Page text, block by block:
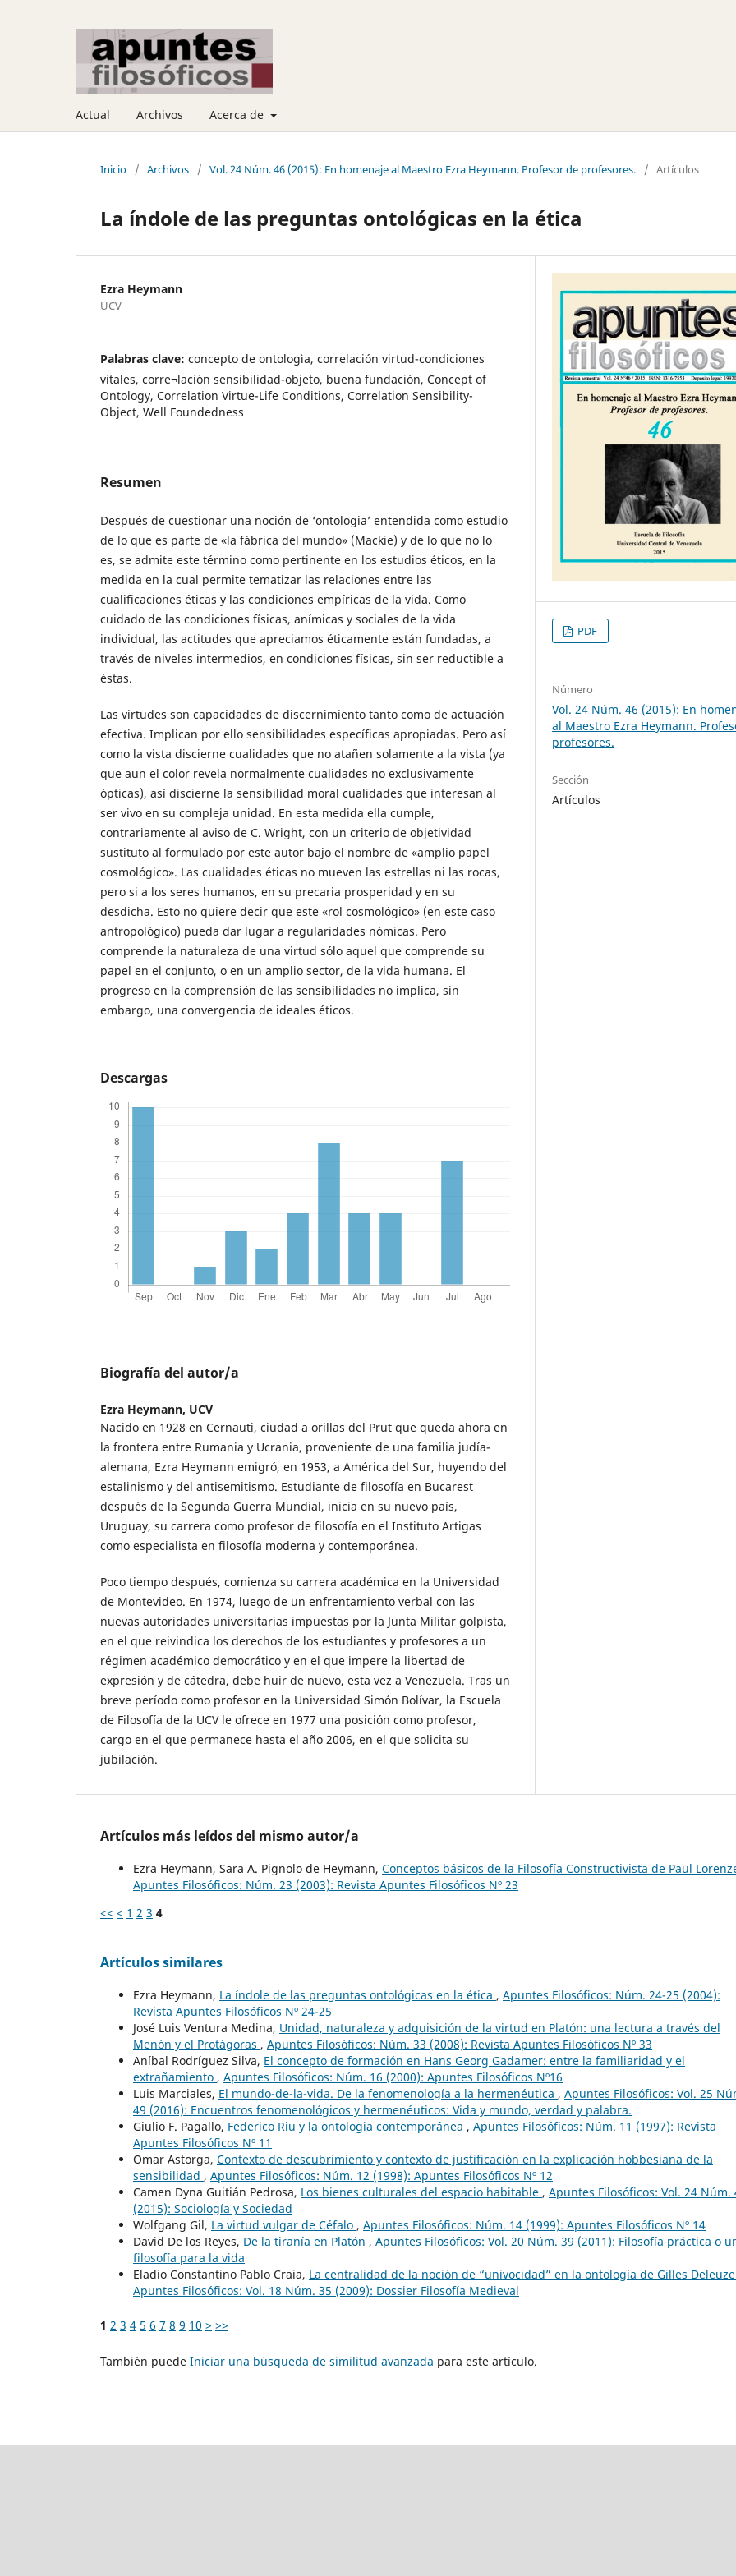
Actual Archivos Acerca de
Inicio / Archivos / Vol. 24 Núm. 46 (2015): En homenaje al Maestro Ezra Heymann. Profesor de profesores. / Artículos
La índole de las preguntas ontológicas en la ética
Ezra Heymann
UCV
Palabras clave: concepto de ontologìa, correlación virtud-condiciones
vitales, corre¬lación sensibilidad-objeto, buena fundación, Concept of
Ontology, Correlation Virtue-Life Conditions, Correlation Sensibility-
Object, Well Foundedness
Resumen
Después de cuestionar una noción de ‘ontologia’ entendida como estudio
de lo que es parte de «la fábrica del mundo» (Mackie) y de lo que no lo
es, se admite este término como pertinente en los estudios éticos, en la
medida en la cual permite tematizar las relaciones entre las
cualificaciones éticas y las condiciones empíricas de la vida. Como
cuidado de las condiciones físicas, anímicas y sociales de la vida
individual, las actitudes que apreciamos éticamente están fundadas, a
través de niveles intermedios, en condiciones físicas, sin ser reductible a
éstas.
Las virtudes son capacidades de discernimiento tanto como de actuación
efectiva. Implican por ello sensibilidades específicas apropiadas. Pero así
como la vista discierne cualidades que no atañen solamente a la vista (ya
que aun el color revela normalmente cualidades no exclusivamente
ópticas), así discierne la sensibilidad moral cualidades que interesan al
ser vivo en su compleja unidad. En esta medida ella cumple,
contrariamente al aviso de C. Wright, con un criterio de objetividad
sustituto al formulado por este autor bajo el nombre de «amplio papel
cosmológico». Las cualidades éticas no mueven las estrellas ni las rocas,
pero si a los seres humanos, en su precaria prosperidad y en su
desdicha. Esto no quiere decir que este «rol cosmológico» (en este caso
antropológico) pueda dar lugar a regularidades nómicas. Pero
comprende la naturaleza de una virtud sólo aquel que comprende su
papel en el conjunto, o en un amplio sector, de la vida humana. El
progreso en la comprensión de las sensibilidades no implica, sin
embargo, una convergencia de ideales éticos.
Descargas
Biografía del autor/a
Ezra Heymann, UCV
Nacido en 1928 en Cernauti, ciudad a orillas del Prut que queda ahora en
la frontera entre Rumania y Ucrania, proveniente de una familia judía-
alemana, Ezra Heymann emigró, en 1953, a América del Sur, huyendo del
estalinismo y del antisemitismo. Estudiante de filosofía en Bucarest
después de la Segunda Guerra Mundial, inicia en su nuevo país,
Uruguay, su carrera como profesor de filosofía en el Instituto Artigas
como especialista en filosofía moderna y contemporánea.
Poco tiempo después, comienza su carrera académica en la Universidad
de Montevideo. En 1974, luego de un enfrentamiento verbal con las
nuevas autoridades universitarias impuestas por la Junta Militar golpista,
en el que reivindica los derechos de los estudiantes y profesores a un
régimen académico democrático y en el que impere la libertad de
expresión y de cátedra, debe huir de nuevo, esta vez a Venezuela. Tras un
breve período como profesor en la Universidad Simón Bolívar, la Escuela
de Filosofía de la UCV le ofrece en 1977 una posición como profesor,
cargo en el que permanece hasta el año 2006, en el que solicita su
jubilación.
PDF
Número
Vol. 24 Núm. 46 (2015): En
al Maestro Ezra Heymann.
profesores.
Sección
Artículos
Artículos más leídos del mismo autor/a
Ezra Heymann, Sara A. Pignolo de Heymann, Conceptos básicos de la Filosofía Constructivista de Paul
Apuntes Filosóficos: Núm. 23 (2003): Revista Apuntes Filosóficos Nº 23
<< < 1 2 3 4
Artículos similares
Ezra Heymann, La índole de las preguntas ontológicas en la ética , Apuntes Filosóficos: Núm. 24-25 (2004):
Revista Apuntes Filosóficos Nº 24-25
José Luis Ventura Medina, Unidad, naturaleza y adquisición de la virtud en Platón: una lectura a través del
Menón y el Protágoras , Apuntes Filosóficos: Núm. 33 (2008): Revista Apuntes Filosóficos Nº 33
Aníbal Rodríguez Silva, El concepto de formación en Hans Georg Gadamer: entre la familiaridad y el
extrañamiento , Apuntes Filosóficos: Núm. 16 (2000): Apuntes Filosóficos Nº16
Luis Marciales, El mundo-de-la-vida. De la fenomenología a la hermenéutica , Apuntes Filosóficos: Vol. 25
49 (2016): Encuentros fenomenológicos y hermenéuticos: Vida y mundo, verdad y palabra.
Giulio F. Pagallo, Federico Riu y la ontologia contemporánea , Apuntes Filosóficos: Núm. 11 (1997): Revista
Apuntes Filosóficos Nº 11
Omar Astorga, Contexto de descubrimiento y contexto de justificación en la explicación hobbesiana de la
sensibilidad , Apuntes Filosóficos: Núm. 12 (1998): Apuntes Filosóficos Nº 12
Camen Dyna Guitián Pedrosa, Los bienes culturales del espacio habitable , Apuntes Filosóficos: Vol. 24 Núm.
(2015): Sociología y Sociedad
Wolfgang Gil, La virtud vulgar de Céfalo , Apuntes Filosóficos: Núm. 14 (1999): Apuntes Filosóficos Nº 14
David De los Reyes, De la tiranía en Platón , Apuntes Filosóficos: Vol. 20 Núm. 39 (2011): Filosofía práctica o
filosofía para la vida
Eladio Constantino Pablo Craia, La centralidad de la noción de “univocidad” en la ontología de Gilles Deleuze
Apuntes Filosóficos: Vol. 18 Núm. 35 (2009): Dossier Filosofía Medieval
1 2 3 4 5 6 7 8 9 10 > >>
También puede Iniciar una búsqueda de similitud avanzada para este artículo.